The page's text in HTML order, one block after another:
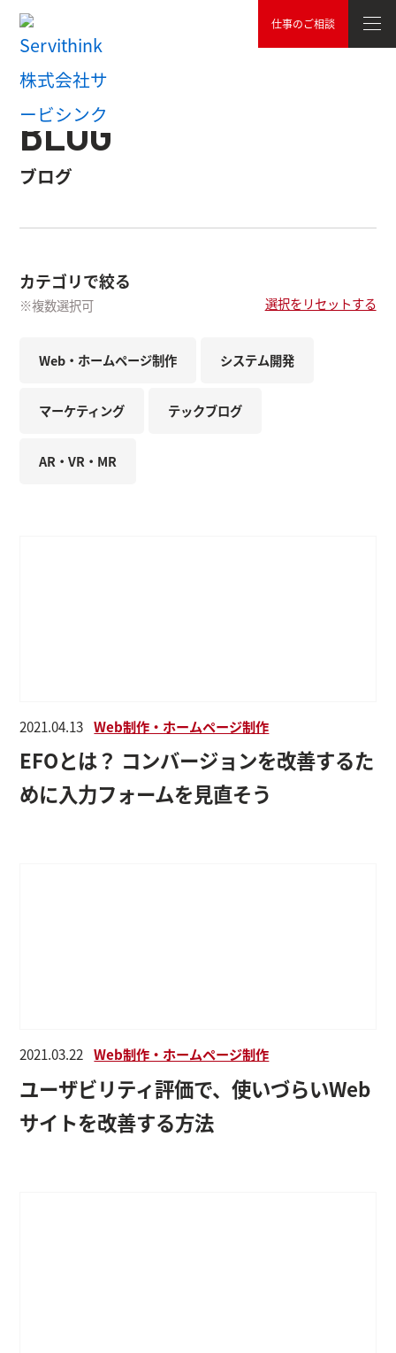
仕事のご相談
TOP ブログ
BLOG
ブログ
カテゴリで絞る
※複数選択可 選択をリセットする
Web・ホームページ制作 システム開発
マーケティング テックブログ
AR・VR・MR
2021.04.13 Web制作・ホームページ制作
EFOとは？ コンバージョンを改善するた
めに入力フォームを見直そう
2021.03.22 Web制作・ホームページ制作
ユーザビリティ評価で、使いづらいWeb
サイトを改善する方法